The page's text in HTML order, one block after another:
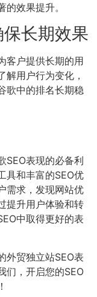
效果提升。
长期效果
客户提供长期的用
解用户行为变化，
歌中的排名长期稳
SEO表现的必备利
具和丰富的SEO优
需求，发现网站优
提升用户体验和转
中取得更好的表
外贸独立站SEO表
们，开启您的SEO